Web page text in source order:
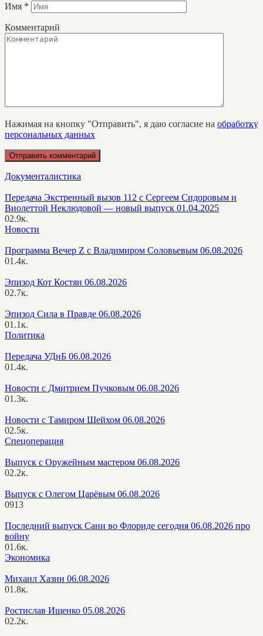
Имя *
Комментарий
Нажимая на кнопку "Отправить", я даю согласие на обработку
персональных данных
Документалистика
Передача Экстренный вызов 112 с Сергеем Сидоровым и
Виолеттой Неклюдовой — новый выпуск 01.04.2025
02.9к.
Новости
Программа Вечер Z с Владимиром Соловьевым 06.08.2026
01.4к.
Эпизод Кот Костян 06.08.2026
02.7к.
Эпизод Сила в Правде 06.08.2026
01.1к.
Политика
Передача УДнБ 06.08.2026
01.4к.
Новости с Дмитрием Пучковым 06.08.2026
01.3к.
Новости с Тамиром Шейхом 06.08.2026
02.5к.
Спецоперация
Выпуск с Оружейным мастером 06.08.2026
02.2к.
Выпуск с Олегом Царёвым 06.08.2026
0913
Последний выпуск Сани во Флориде сегодня 06.08.2026 про
войну
01.6к.
Экономика
Михаил Хазин 06.08.2026
01.8к.
Ростислав Ищенко 05.08.2026
02.2к.